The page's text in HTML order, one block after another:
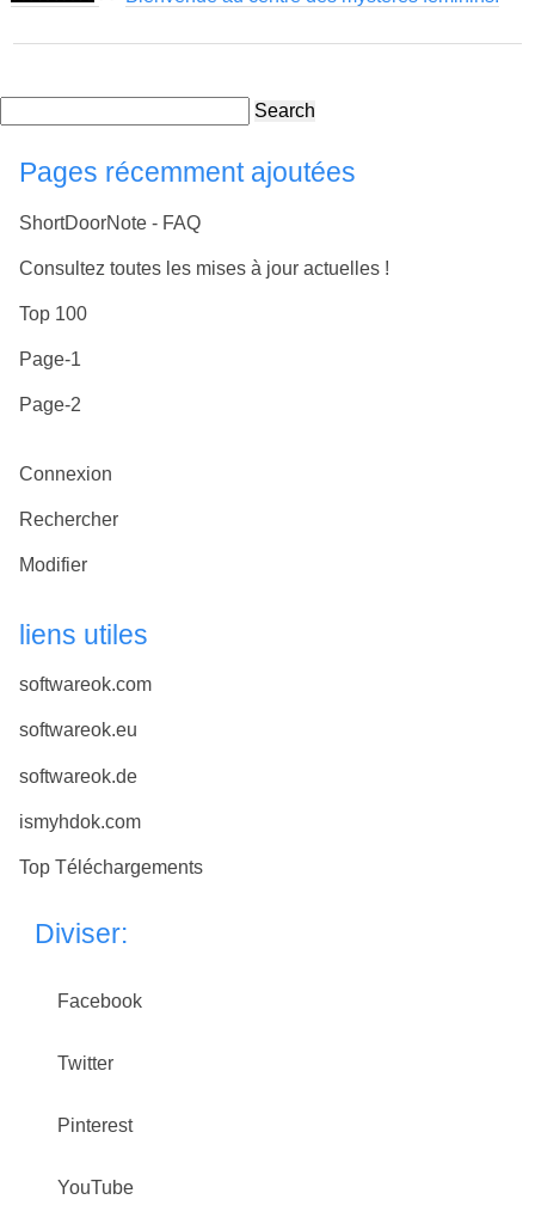
Search
Pages récemment ajoutées
ShortDoorNote - FAQ
Consultez toutes les mises à jour actuelles !
Top 100
Page-1
Page-2
Connexion
Rechercher
Modifier
liens utiles
softwareok.com
softwareok.eu
softwareok.de
ismyhdok.com
Top Téléchargements
Diviser:
Facebook
Twitter
Pinterest
YouTube